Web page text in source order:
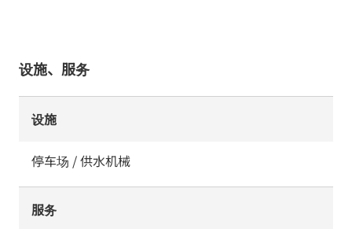
设施、服务
设施
停车场 / 供水机械
服务